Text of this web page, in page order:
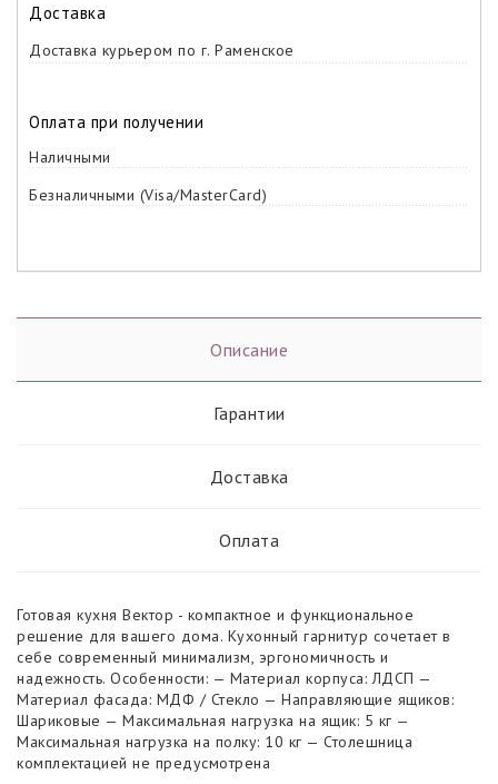
Доставка
Доставка курьером по г. Раменское
Оплата при получении
Наличными
Безналичными (Visa/MasterCard)
Описание
Гарантии
Доставка
Оплата
Готовая кухня Вектор - компактное и функциональное
решение для вашего дома. Кухонный гарнитур сочетает в
себе современный минимализм, эргономичность и
надежность. Особенности: — Материал корпуса: ЛДСП —
Материал фасада: МДФ / Стекло — Направляющие ящиков:
Шариковые — Максимальная нагрузка на ящик: 5 кг —
Максимальная нагрузка на полку: 10 кг — Столешница
комплектацией не предусмотрена